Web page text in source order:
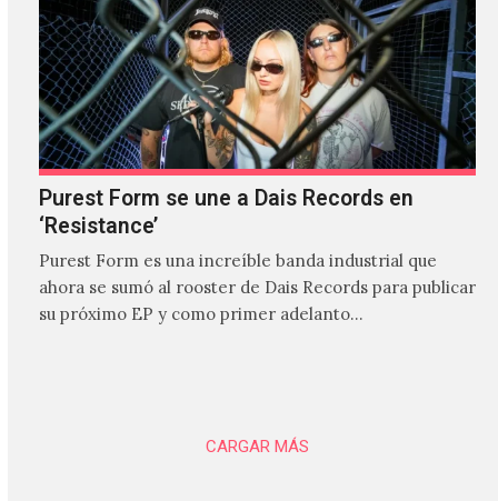
Purest Form se une a Dais Records en
‘Resistance’
Purest Form es una increíble banda industrial que
ahora se sumó al rooster de Dais Records para publicar
su próximo EP y como primer adelanto…
CARGAR MÁS